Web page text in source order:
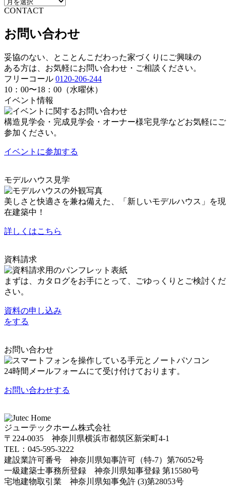
CONTACT
お問い合わせ
妥協のない、とことんこだわった家づくりにご興味の
ある方は、お気軽にお問い合わせ・ご相談ください。
フリーコール 0120-206-244
10：00〜18：00（水曜休）
イベント情報
構造見学会・完成見学会・オーナー様宅見学などお気軽にご
参加ください。
イベントに参加する
モデルハウス見学
美しさと快適さを兼ね備えた、「新しいモデルハウス」を現
在建築中！
詳しくはこちら
資料請求
まずは、カタログをお手にとって、ごゆっくりとご検討くだ
さい。
資料の申し込み
をする
お問い合わせ
24時間メールフォームにて受け付けております。
お問い合わせする
ジューテックホーム株式会社
〒224-0035 神奈川県横浜市都筑区新栄町4-1
TEL：045-595-3222
建設業許可番号 神奈川県知事許可（特-7）第76052号
一級建築士事務所登録 神奈川県知事登録 第15580号
宅地建物取引業 神奈川県知事免許 (3)第28053号